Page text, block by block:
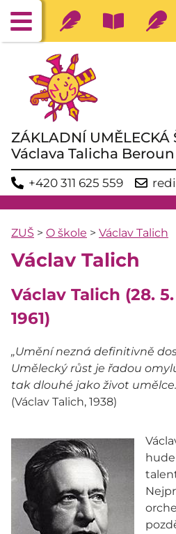
ZÁKLADNÍ UMĚLECKÁ
Václava Talicha Beroun
+420 311 625 559
ZUŠ > O škole > Václav Talich
Václav Talich
Václav Talich (28. 5.
1961)
„Umění nezná definitivně
Umělecký růst je řadou
tak dlouhé jako život
(Václav Talich, 1938)